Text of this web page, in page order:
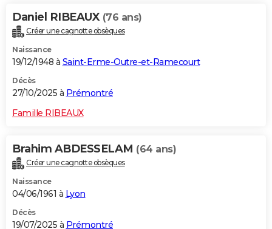
Bricolage
Culture
Television
Voyage
Daniel RIBEAUX (76 ans)
Créer une cagnotte obsèques
Naissance
19/12/1948 à Saint-Erme-Outre-et-Ramecourt
Décès
27/10/2025 à Prémontré
Famille RIBEAUX
Brahim ABDESSELAM (64 ans)
Créer une cagnotte obsèques
Naissance
04/06/1961 à Lyon
Décès
19/07/2025 à Prémontré